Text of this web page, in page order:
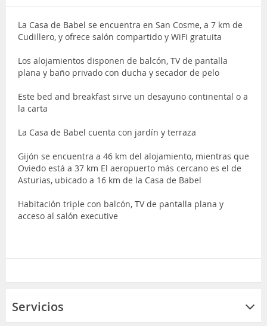
La Casa de Babel se encuentra en San Cosme, a 7 km de
Cudillero, y ofrece salón compartido y WiFi gratuita
Los alojamientos disponen de balcón, TV de pantalla
plana y baño privado con ducha y secador de pelo
Este bed and breakfast sirve un desayuno continental o a
la carta
La Casa de Babel cuenta con jardín y terraza
Gijón se encuentra a 46 km del alojamiento, mientras que
Oviedo está a 37 km El aeropuerto más cercano es el de
Asturias, ubicado a 16 km de la Casa de Babel
Habitación triple con balcón, TV de pantalla plana y
acceso al salón executive
Servicios